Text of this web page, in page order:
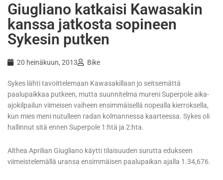
Giugliano katkaisi Kawasakin
kanssa jatkosta sopineen
Sykesin putken
20 heinäkuun, 2013 Bike
Sykes lähti tavoittelemaan Kawasakillaan jo seitsemättä
paalupaikkaa putkeen, mutta suunnitelma mureni Superpole aika-
ajokilpailun viimeisen vaiheen ensimmäisellä nopealla kierroksella,
kun mies meni nutulleen radan kolmannessa kaarteessa. Sykes oli
hallinnut sitä ennen Superpole 1:htä ja 2:hta.
Althea Aprilian Giugliano käytti tilaisuuden surutta edukseen
viimeistelemällä uransa ensimmäisen paalupaikan ajalla 1.34,676.